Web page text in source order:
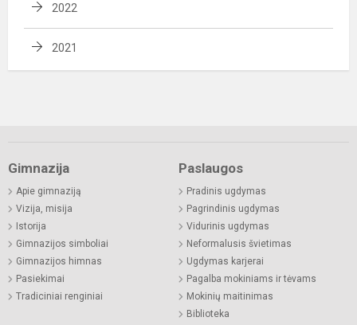
2022
2021
Gimnazija
Apie gimnaziją
Vizija, misija
Istorija
Gimnazijos simboliai
Gimnazijos himnas
Pasiekimai
Tradiciniai renginiai
Paslaugos
Pradinis ugdymas
Pagrindinis ugdymas
Vidurinis ugdymas
Neformalusis švietimas
Ugdymas karjerai
Pagalba mokiniams ir tėvams
Mokinių maitinimas
Biblioteka